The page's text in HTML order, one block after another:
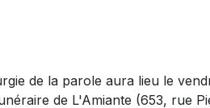
de la parole aura lieu le
de L'Amiante (653, rue